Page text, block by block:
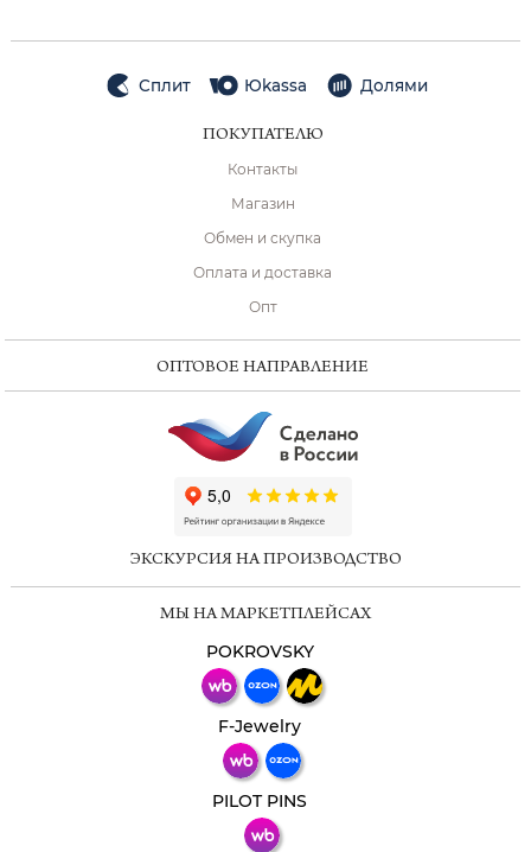
Сплит Юkassa Долями
ПОКУПАТЕЛЮ
Контакты
Магазин
Обмен и скупка
Оплата и доставка
Опт
ОПТОВОЕ НАПРАВЛЕНИЕ
ЭКСКУРСИЯ НА ПРОИЗВОДСТВО
МЫ НА МАРКЕТПЛЕЙСАХ
POKROVSKY
F-Jewelry
PILOT PINS